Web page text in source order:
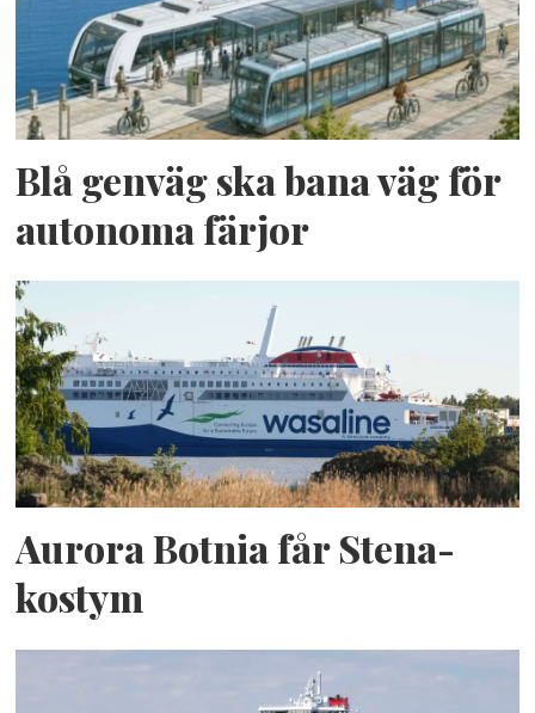
Blå genväg ska bana väg för
autonoma färjor
Aurora Botnia får Stena-
kostym